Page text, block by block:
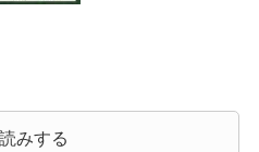
みする